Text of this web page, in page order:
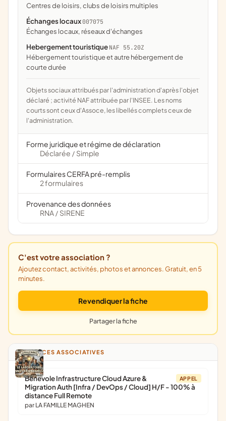
centres de loisirs, clubs de loisirs multiples
Échanges locaux 007075
échanges locaux, réseaux d'échanges
Hebergement touristique NAF 55.20Z
Hébergement touristique et autre hébergement de
courte durée
Objets sociaux attribués par l'administration d'après l'objet
déclaré ; activité NAF attribuée par l'INSEE. Les noms
courts sont ceux d'Assoce, les libellés complets ceux de
l'administration.
Forme juridique et régime de déclaration
Déclarée / Simple
Formulaires CERFA pré-remplis
2 formulaires
Provenance des données
RNA / SIRENE
C'est votre association ?
Ajoutez contact, activités, photos et annonces. Gratuit, en 5
minutes.
Revendiquer la fiche
Partager la fiche
ANNONCES ASSOCIATIVES
APPEL
Bénévole Infrastructure Cloud Azure &
Migration Auth [Infra / DevOps / Cloud] H/F - 100% à
distance Full Remote
par LA FAMILLE MAGHEN